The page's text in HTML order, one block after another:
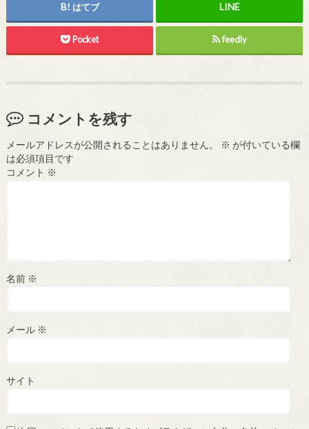
はてブ
Pocket feedly
コメントを残す
メールアドレスが公開されることはありません。 ※ が付いている欄
は必須項目です
コメント ※
名前 ※
メール ※
サイト